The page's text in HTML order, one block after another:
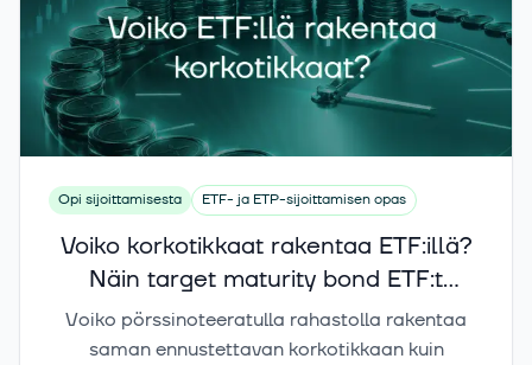
päätöshetkistä.
Opi sijoittamisesta ETF- ja ETP-sijoittamisen opas
Voiko korkotikkaat rakentaa ETF:illä?
Näin target maturity bond ETF:t
toimivat
Voiko pörssinoteeratulla rahastolla rakentaa
saman ennustettavan korkotikkaan kuin